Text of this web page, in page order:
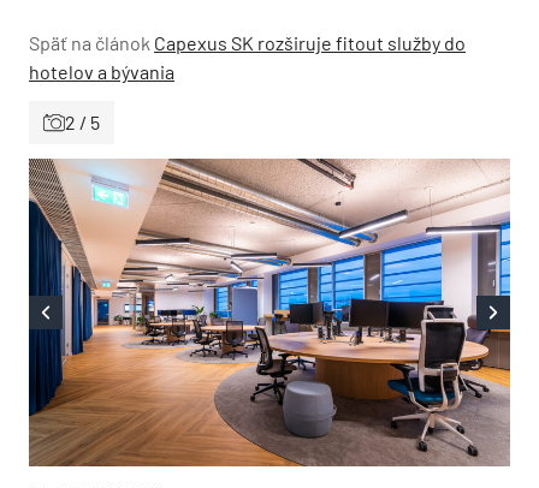
Späť na článok Capexus SK rozširuje fitout služby do
hotelov a bývania
2 / 5